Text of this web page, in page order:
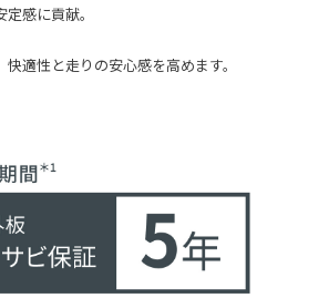
感に貢献。
適性と走りの安心感を高めます。